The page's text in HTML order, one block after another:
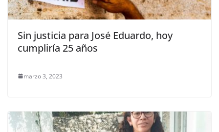
Sin justicia para José Eduardo, hoy
cumpliría 25 años
marzo 3, 2023